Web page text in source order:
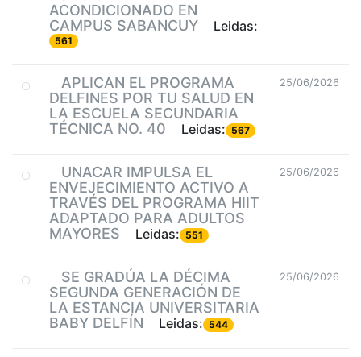
ACONDICIONADO EN
CAMPUS SABANCUY
Leidas:
561
APLICAN EL PROGRAMA
DELFINES POR TU SALUD EN
LA ESCUELA SECUNDARIA
TÉCNICA NO. 40
Leidas: 567
25/06/2026
UNACAR IMPULSA EL
ENVEJECIMIENTO ACTIVO A
TRAVÉS DEL PROGRAMA HIIT
ADAPTADO PARA ADULTOS
MAYORES
Leidas: 551
25/06/2026
SE GRADÚA LA DÉCIMA
SEGUNDA GENERACIÓN DE
LA ESTANCIA UNIVERSITARIA
BABY DELFÍN
Leidas: 544
25/06/2026